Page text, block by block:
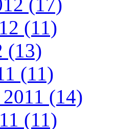
(11)
(13)
(11)
2011 (14)
(11)